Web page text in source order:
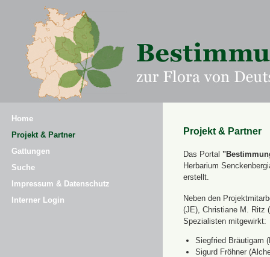
Home
Projekt & Partner
Gattungen
Suche
Impressum & Datenschutz
Interner Login
Projekt & Partner
Das Portal
Herbarium
erstellt.
Neben den
(JE), Christiane M. Ritz
Spezialisten mitgewirkt:
Siegfried Bräutigam
Sigurd Fröhner